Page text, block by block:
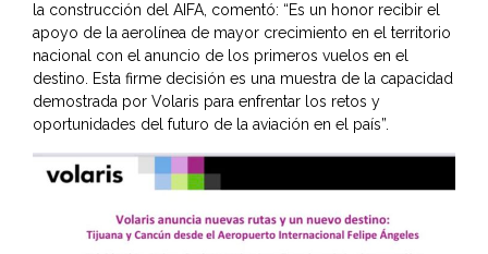
la construcción del AIFA, comentó: “Es un honor recibir el
apoyo de la aerolínea de mayor crecimiento en el territorio
nacional con el anuncio de los primeros vuelos en el
destino. Esta firme decisión es una muestra de la capacidad
demostrada por Volaris para enfrentar los retos y
oportunidades del futuro de la aviación en el país”.